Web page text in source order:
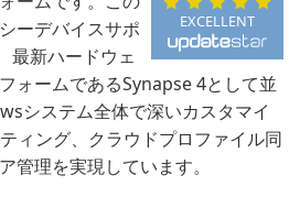
EXCELLENT
ーデバイスサポ
最新ハードウェ
ォームであるSynapse 4として並
システム全体で深いカスタマイ
ィング、クラウドプロファイル同
管理を実現しています。